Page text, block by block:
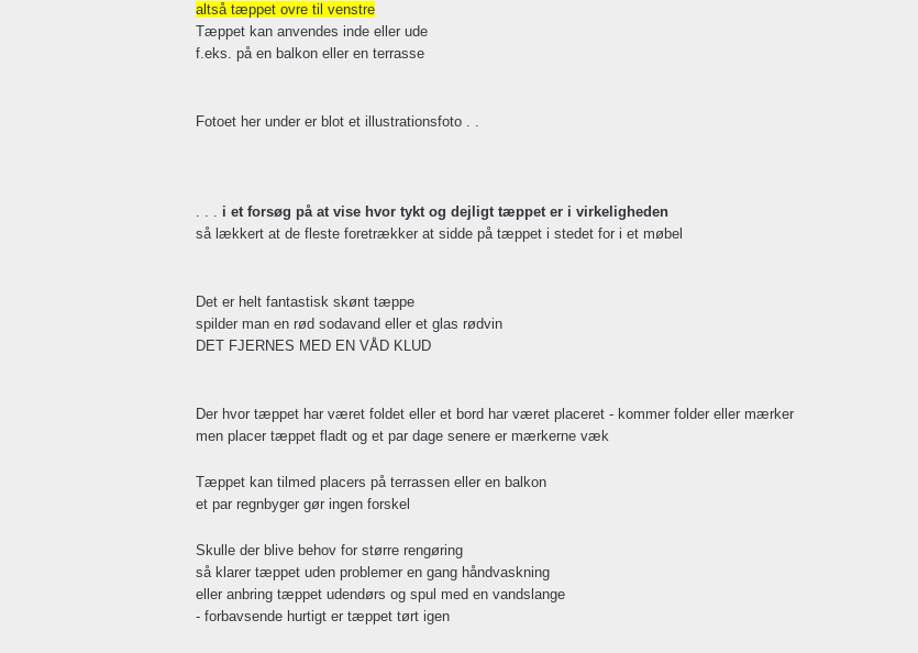
altså tæppet ovre til venstre
Tæppet kan anvendes inde eller ude
f.eks. på en balkon eller en terrasse
Fotoet her under er blot et illustrationsfoto . .
. . . i et forsøg på at vise hvor tykt og dejligt tæppet er i virkeligheden
så lækkert at de fleste foretrækker at sidde på tæppet i stedet for i et møbel
Det er helt fantastisk skønt tæppe
spilder man en rød sodavand eller et glas rødvin
DET FJERNES MED EN VÅD KLUD
Der hvor tæppet har været foldet eller et bord har været placeret - kommer folder eller mærker
men placer tæppet fladt og et par dage senere er mærkerne væk
Tæppet kan tilmed placers på terrassen eller en balkon
et par regnbyger gør ingen forskel
Skulle der blive behov for større rengøring
så klarer tæppet uden problemer en gang håndvaskning
eller anbring tæppet udendørs og spul med en vandslange
- forbavsende hurtigt er tæppet tørt igen